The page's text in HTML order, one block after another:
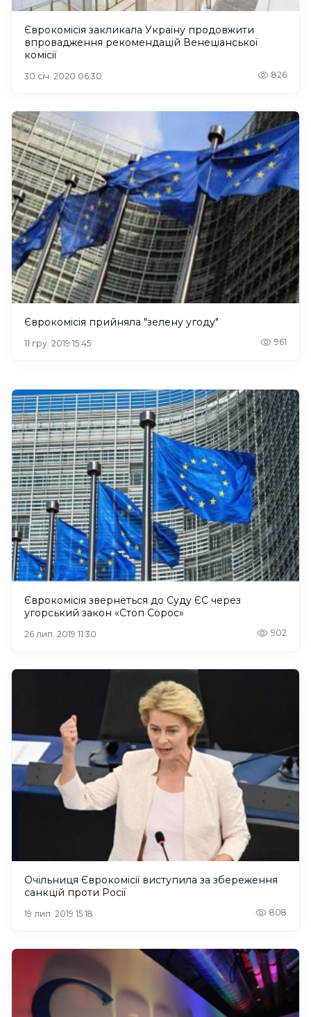
Єврокомісія закликала Україну продовжити
впровадження рекомендацій Венеціанської
комісії
30 січ. 2020 06:30 826
Єврокомісія прийняла "зелену угоду"
11 гру. 2019 15:45 961
Єврокомісія звернеться до Суду ЄС через
угорський закон «Стоп Сорос»
26 лип. 2019 11:30 902
Очільниця Єврокомісії виступила за збереження
санкцій проти Росії
19 лип. 2019 15:18 808